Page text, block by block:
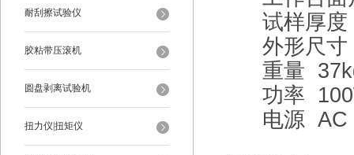
耐刮擦试验仪
胶粘带压滚机
圆盘剥离试验机
扭力仪|扭矩仪
试样厚度
外形尺寸
重量
功率
电源 AC